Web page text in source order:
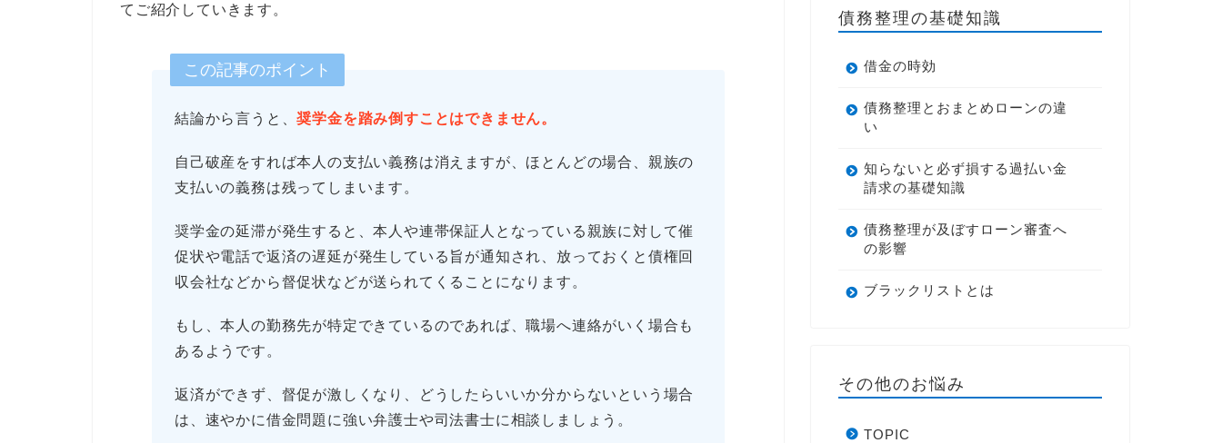
てご紹介していきます。
この記事のポイント
結論から言うと、奨学金を踏み倒すことはできません。
自己破産をすれば本人の支払い義務は消えますが、ほとんどの場合、親族の
支払いの義務は残ってしまいます。
奨学金の延滞が発生すると、本人や連帯保証人となっている親族に対して催
促状や電話で返済の遅延が発生している旨が通知され、放っておくと債権回
収会社などから督促状などが送られてくることになります。
もし、本人の勤務先が特定できているのであれば、職場へ連絡がいく場合も
あるようです。
返済ができず、督促が激しくなり、どうしたらいいか分からないという場合
は、速やかに借金問題に強い弁護士や司法書士に相談しましょう。
債務整理の基礎知識
借金の時効
債務整理とおまとめローンの違
い
知らないと必ず損する過払い金
請求の基礎知識
債務整理が及ぼすローン審査へ
の影響
ブラックリストとは
その他のお悩み
TOPIC